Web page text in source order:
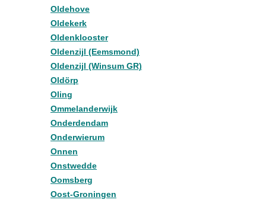
Oldehove
Oldekerk
Oldenklooster
Oldenzijl (Eemsmond)
Oldenzijl (Winsum GR)
Oldörp
Oling
Ommelanderwijk
Onderdendam
Onderwierum
Onnen
Onstwedde
Oomsberg
Oost-Groningen